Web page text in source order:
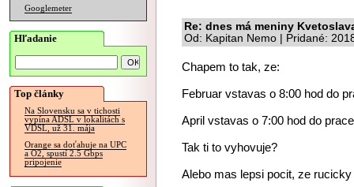
Googlemeter
Hľadanie
Top články
Na Slovensku sa v tichosti
vypína ADSL v lokalitách s
VDSL, už 31. mája
Orange sa doťahuje na UPC
a O2, spustí 2.5 Gbps
pripojenie
Re: dnes má meniny
Od: Kapitan Nemo | Pridané:
Chapem to tak, ze:
Februar vstavas o 8:00 hod do
April vstavas o 7:00 hod do
Tak ti to vyhovuje?
Alebo mas lepsi pocit, ze